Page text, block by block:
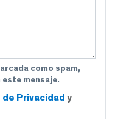
como spam,
este mensaje.
de Privacidad y